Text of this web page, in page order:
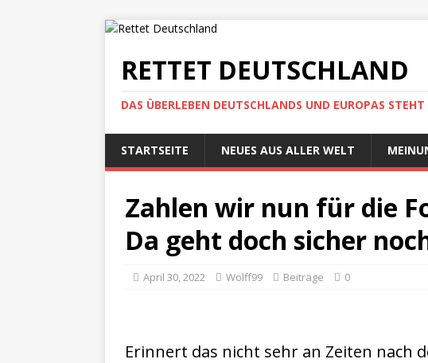
RETTET DEUTSCHLAND
DAS ÜBERLEBEN DEUTSCHLANDS UND EUROPAS
STARTSEITE NEUES AUS ALLER WELT
Zahlen wir nun für die
Da geht doch sicher
April 30, 2022 Wolff99 Beiträge 0
Erinnert das nicht sehr an Zeiten nach